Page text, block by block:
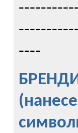
----